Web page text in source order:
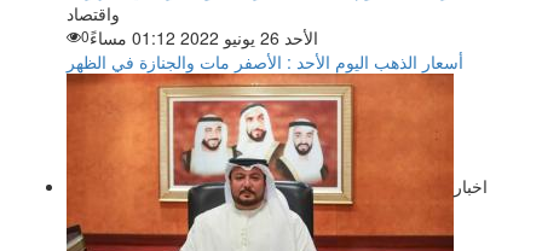
واقتصاد
الأحد 26 يونيو 2022 01:12 مساءً
0
أسعار الذهب اليوم الأحد : الأصفر مات والجنازة في الظهر
اخبار